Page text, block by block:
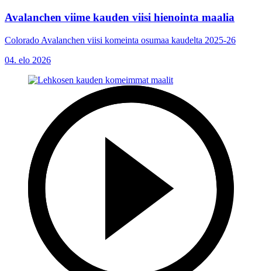
Avalanchen viime kauden viisi hienointa maalia
Colorado Avalanchen viisi komeinta osumaa kaudelta 2025-26
04. elo 2026